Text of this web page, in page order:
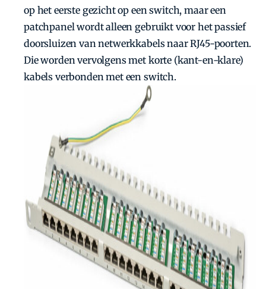
op het eerste gezicht op een switch, maar een
patchpanel wordt alleen gebruikt voor het passief
doorsluizen van netwerkkabels naar RJ45-poorten.
Die worden vervolgens met korte (kant-en-klare)
kabels verbonden met een switch.